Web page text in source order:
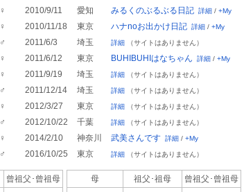
♀ 2010/9/11 愛知 みるくのぶるぶる日記 詳細/ +My
♀ 2010/11/18 東京 ハナnoお出かけ日記 詳細/ +My
♂ 2011/6/3 埼玉 詳細（サイトはありません）
♀ 2011/6/12 東京 BUHIBUHIはなちゃん 詳細/ +My
♀ 2011/9/19 埼玉 詳細（サイトはありません）
♂ 2011/12/14 埼玉 詳細（サイトはありません）
♀ 2012/3/27 東京 詳細（サイトはありません）
♂ 2012/10/22 千葉 詳細（サイトはありません）
♀ 2014/2/10 神奈川 武美さんです 詳細/ +My
♂ 2016/10/25 東京 詳細（サイトはありません）
曾祖父･ 曾祖母 母 祖父･祖母 曾祖父･ 曾祖母